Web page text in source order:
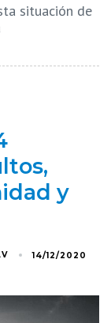
situación de
y
14/12/2020